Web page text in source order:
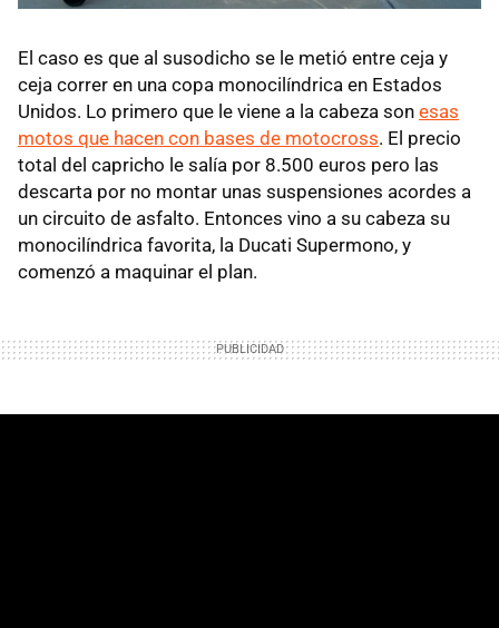
El caso es que al susodicho se le metió entre ceja y
ceja correr en una copa monocilíndrica en Estados
Unidos. Lo primero que le viene a la cabeza son esas
motos que hacen con bases de motocross. El precio
total del capricho le salía por 8.500 euros pero las
descarta por no montar unas suspensiones acordes a
un circuito de asfalto. Entonces vino a su cabeza su
monocilíndrica favorita, la Ducati Supermono, y
comenzó a maquinar el plan.